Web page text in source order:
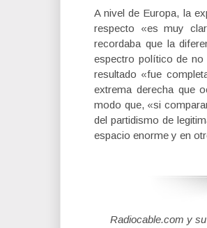
A nivel de Europa, la
respecto «es muy
recordaba que la
espectro político de
resultado «fue
extrema derecha que
modo que, «si
del partidismo de
espacio enorme y en
Radiocable.com y